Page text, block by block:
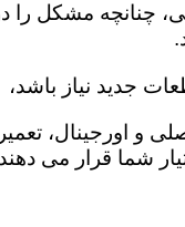
چنانچه مشکل را
جدید نیاز باشد،
و اورجینال،
شما قرار می